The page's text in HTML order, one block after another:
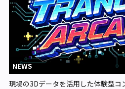
NEWS
現場の3Dデータを活用した体験型コ